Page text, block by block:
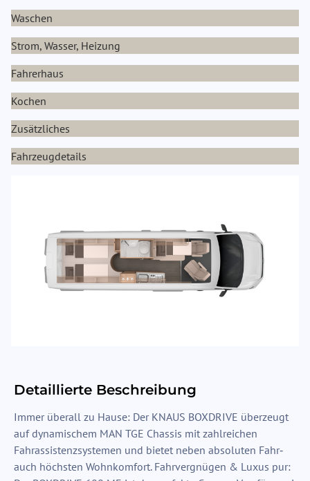
Waschen
Strom, Wasser, Heizung
Fahrerhaus
Kochen
Zusätzliches
Fahrzeugdetails
Detaillierte Beschreibung
Immer überall zu Hause: Der KNAUS BOXDRIVE überzeugt
auf dynamischem MAN TGE Chassis mit zahlreichen
Fahrassistenzsystemen und bietet neben absoluten Fahr‐
auch höchsten Wohnkomfort. Fahrvergnügen & Luxus pur: